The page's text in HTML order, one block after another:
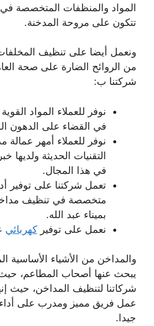
المواد والمنظفات المتخصصة في
تتكون على مروحة المدخنة.
ونعمل أيضا على تنظيف
من الروائح الضارة على صحة
شركتنا ب:
نوفر للعملاء المواد
في القضاء على الدهون
نوفر للعملاء أمهر عمالة
التقنيات الحديثة ولديها
في هذا المجال.
تعمل شركتنا على توفير
متخصصة في تنظيف
بميناء عبد الله.
نعمل على توفير كهربائي
والمداخن من الأشياء الأساسية
يبحث عنها أصحاب المطاعم،
شركاتنا لتنظيف المداخن، حيث
عمل فريق مميز ومدرب على
جيدا.